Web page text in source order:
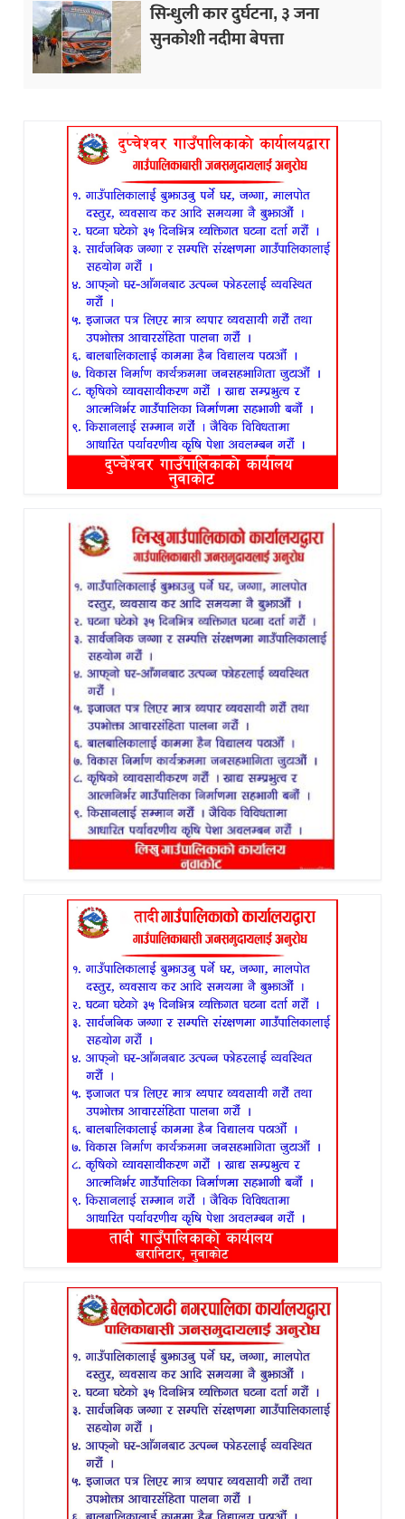
सिन्धुली कार दुर्घटना, ३ जना
सुनकोशी नदीमा बेपत्ता